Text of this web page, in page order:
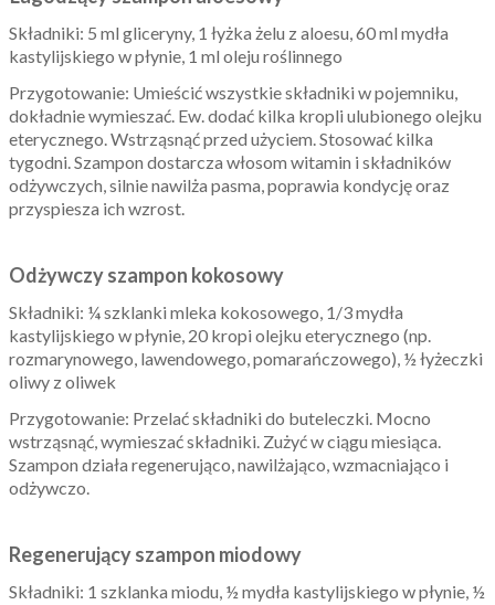
Składniki: 5 ml gliceryny, 1 łyżka żelu z aloesu, 60 ml mydła
kastylijskiego w płynie, 1 ml oleju roślinnego
Przygotowanie: Umieścić wszystkie składniki w pojemniku,
dokładnie wymieszać. Ew. dodać kilka kropli ulubionego olejku
eterycznego. Wstrząsnąć przed użyciem. Stosować kilka
tygodni. Szampon dostarcza włosom witamin i składników
odżywczych, silnie nawilża pasma, poprawia kondycję oraz
przyspiesza ich wzrost.
Odżywczy szampon kokosowy
Składniki: ¼ szklanki mleka kokosowego, 1/3 mydła
kastylijskiego w płynie, 20 kropi olejku eterycznego (np.
rozmarynowego, lawendowego, pomarańczowego), ½ łyżeczki
oliwy z oliwek
Przygotowanie: Przelać składniki do buteleczki. Mocno
wstrząsnąć, wymieszać składniki. Zużyć w ciągu miesiąca.
Szampon działa regenerująco, nawilżająco, wzmacniająco i
odżywczo.
Regenerujący szampon miodowy
Składniki: 1 szklanka miodu, ½ mydła kastylijskiego w płynie, ½